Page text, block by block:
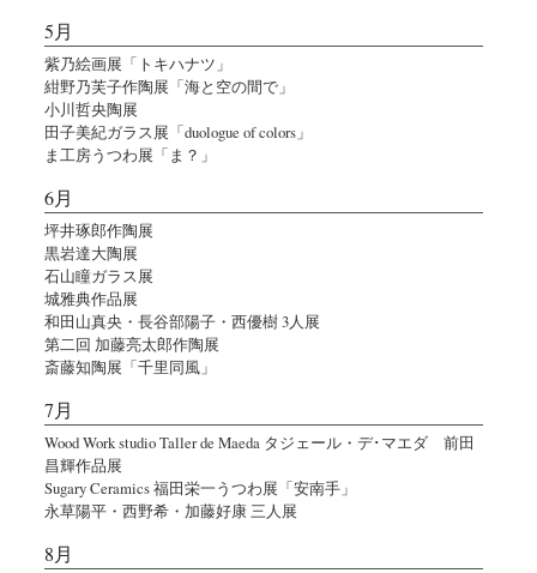
5月
紫乃絵画展「トキハナツ」
紺野乃芙子作陶展「海と空の間で」
小川哲央陶展
田子美紀ガラス展「duologue of colors」
ま工房うつわ展「ま？」
6月
坪井琢郎作陶展
黒岩達大陶展
石山瞳ガラス展
城雅典作品展
和田山真央・長谷部陽子・西優樹 3人展
第二回 加藤亮太郎作陶展
斎藤知陶展「千里同風」
7月
Wood Work studio Taller de Maeda タジェール・デ･マエダ 前田
昌輝作品展
Sugary Ceramics 福田栄一うつわ展「安南手」
永草陽平・西野希・加藤好康 三人展
8月